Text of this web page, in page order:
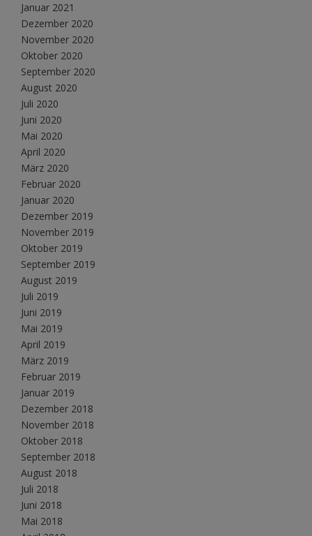
Januar 2021
Dezember 2020
November 2020
Oktober 2020
September 2020
August 2020
Juli 2020
Juni 2020
Mai 2020
April 2020
März 2020
Februar 2020
Januar 2020
Dezember 2019
November 2019
Oktober 2019
September 2019
August 2019
Juli 2019
Juni 2019
Mai 2019
April 2019
März 2019
Februar 2019
Januar 2019
Dezember 2018
November 2018
Oktober 2018
September 2018
August 2018
Juli 2018
Juni 2018
Mai 2018